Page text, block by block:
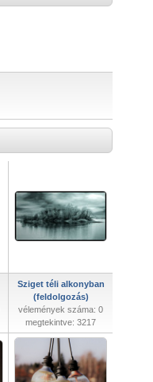
Sziget téli alkonyban
(feldolgozás)
vélemények száma: 0
megtekintve: 3217